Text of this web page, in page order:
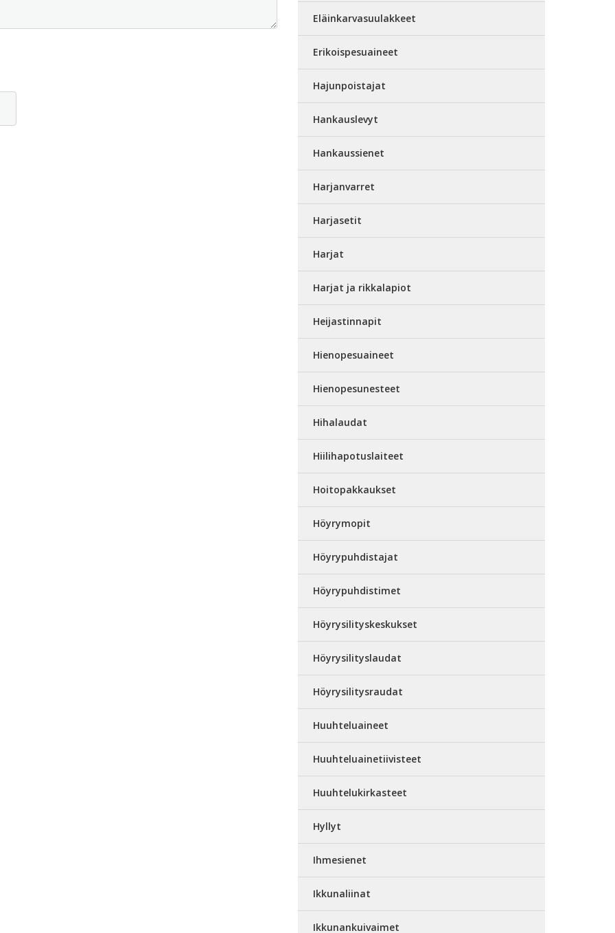
Eläinkarvasuulakkeet
Erikoispesuaineet
Hajunpoistajat
Hankauslevyt
Hankaussienet
Harjanvarret
Harjasetit
Harjat
Harjat ja rikkalapiot
Heijastinnapit
Hienopesuaineet
Hienopesunesteet
Hihalaudat
Hiilihapotuslaiteet
Hoitopakkaukset
Höyrymopit
Höyrypuhdistajat
Höyrypuhdistimet
Höyrysilityskeskukset
Höyrysilityslaudat
Höyrysilitysraudat
Huuhteluaineet
Huuhteluainetiivisteet
Huuhtelukirkasteet
Hyllyt
Ihmesienet
Ikkunaliinat
Ikkunankuivaimet